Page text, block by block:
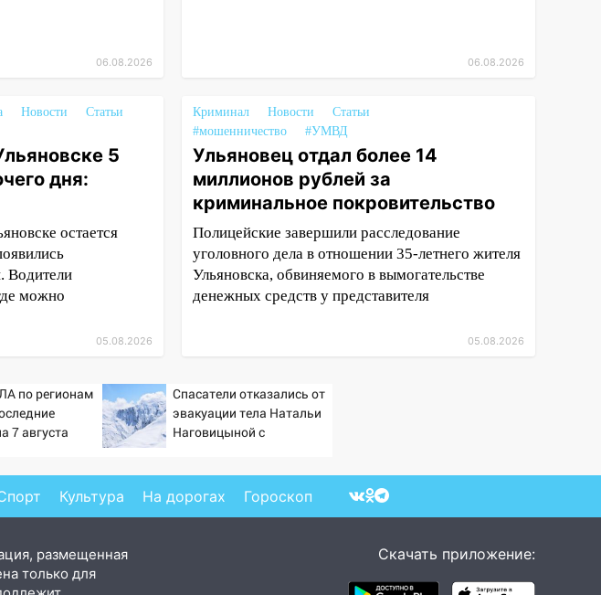
06.08.2026 06.08.2026
Новости
Статьи
5
дня:
остается
Водители
можно
05.08.2026
Криминал Новости
Статьи
#мошенничество
#УМВД
Ульяновец отдал более 14
миллионов рублей за
криминальное покровительство
Полицейские завершили расследование
уголовного дела в отношении 35-летнего жителя
Ульяновска, обвиняемого в вымогательстве
денежных средств у представителя
05.08.2026
по регионам
7 августа
пострадавших
Спасатели отказались от
эвакуации тела Натальи
Наговицыной с
Культура На дорогах Гороскоп
размещенная
только для
Скачать приложение: